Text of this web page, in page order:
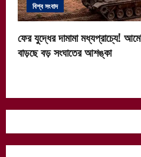
বিশ্ব সংবাদ
ফের যুদ্ধের দামামা মধ্যপ্রাচ্যে!
বাড়ছে বড় সংঘাতের আশঙ্কা